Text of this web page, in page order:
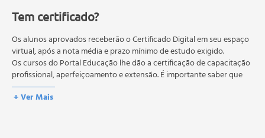
Os estudos, atividades e avaliações devem ser feitos dentro do
A média final deve ser igual ou superior a 60%para a conclusão e
recebimento do certificado digital do curso. Em caso de reprovação,
o aluno poderá realizar novamente a prova dentro do período do
curso quantas vezes desejar. Os cursos gratuitos não possuem nova
prova, atividades reflexivas e descritivas.
Tem certificado?
Os alunos aprovados receberão o Certificado Digital em seu espaço
virtual, após a nota média e prazo mínimo de estudo exigido.
Os cursos do Portal Educação lhe dão a certificação de capacitação
profissional, aperfeiçoamento e extensão. É importante saber que
esses títulos não se equivalem às certificações de cursos técnicos ou
de formação escolar, e não dão o direito de assumir
+ Ver Mais